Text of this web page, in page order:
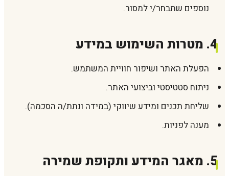
נוספים שתבחר/י למסור.
4. מטרות השימוש במידע
הפעלת האתר ושיפור חוויית המשתמש.
ניתוח סטטיסטי וביצועי האתר.
שליחת תכנים ומידע שיווקי (במידה ונתת/ה הסכמה).
מענה לפניות.
5. מאגר המידע ותקופת שמירה